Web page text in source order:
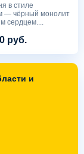
в стиле
— чёрный монолит
сердцем....
руб.
и